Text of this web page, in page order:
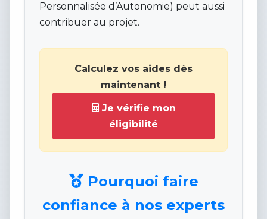
Personnalisée d’Autonomie) peut aussi
contribuer au projet.
Calculez vos aides dès
maintenant !
Je vérifie mon
éligibilité
Pourquoi faire
confiance à nos experts